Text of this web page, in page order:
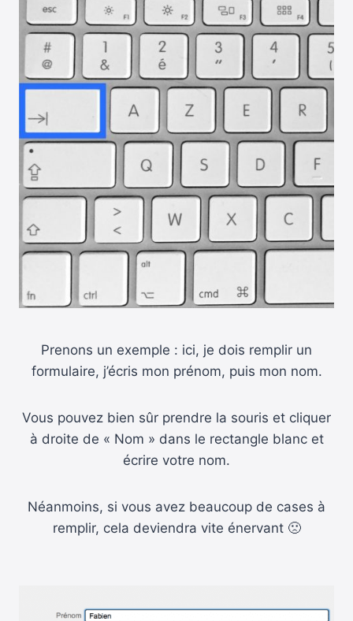
Prenons un exemple : ici, je dois remplir un
formulaire, j’écris mon prénom, puis mon nom.
Vous pouvez bien sûr prendre la souris et cliquer
à droite de « Nom » dans le rectangle blanc et
écrire votre nom.
Néanmoins, si vous avez beaucoup de cases à
remplir, cela deviendra vite énervant 🙁